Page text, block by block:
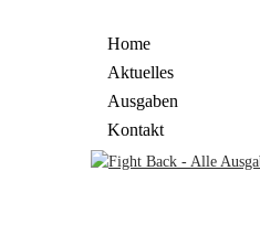
Home
Aktuelles
Ausgaben
Kontakt